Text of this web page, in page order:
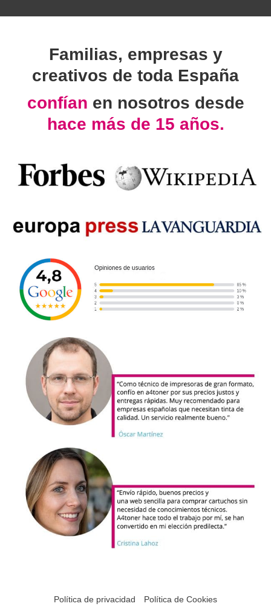
Familias, empresas y
creativos de toda España
confían en nosotros desde
hace más de 15 años.
Política de privacidad
Política de Cookies